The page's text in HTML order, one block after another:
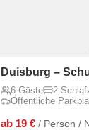
Duisburg –
6 Gäste 2
Öffentliche
ab 19 € / Person /